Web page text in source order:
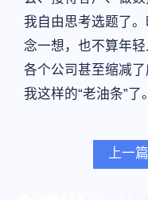
我自由思考选题了
念一想，也不算年轻
各个公司甚至缩减
我这样的“老油条”了。
上一篇